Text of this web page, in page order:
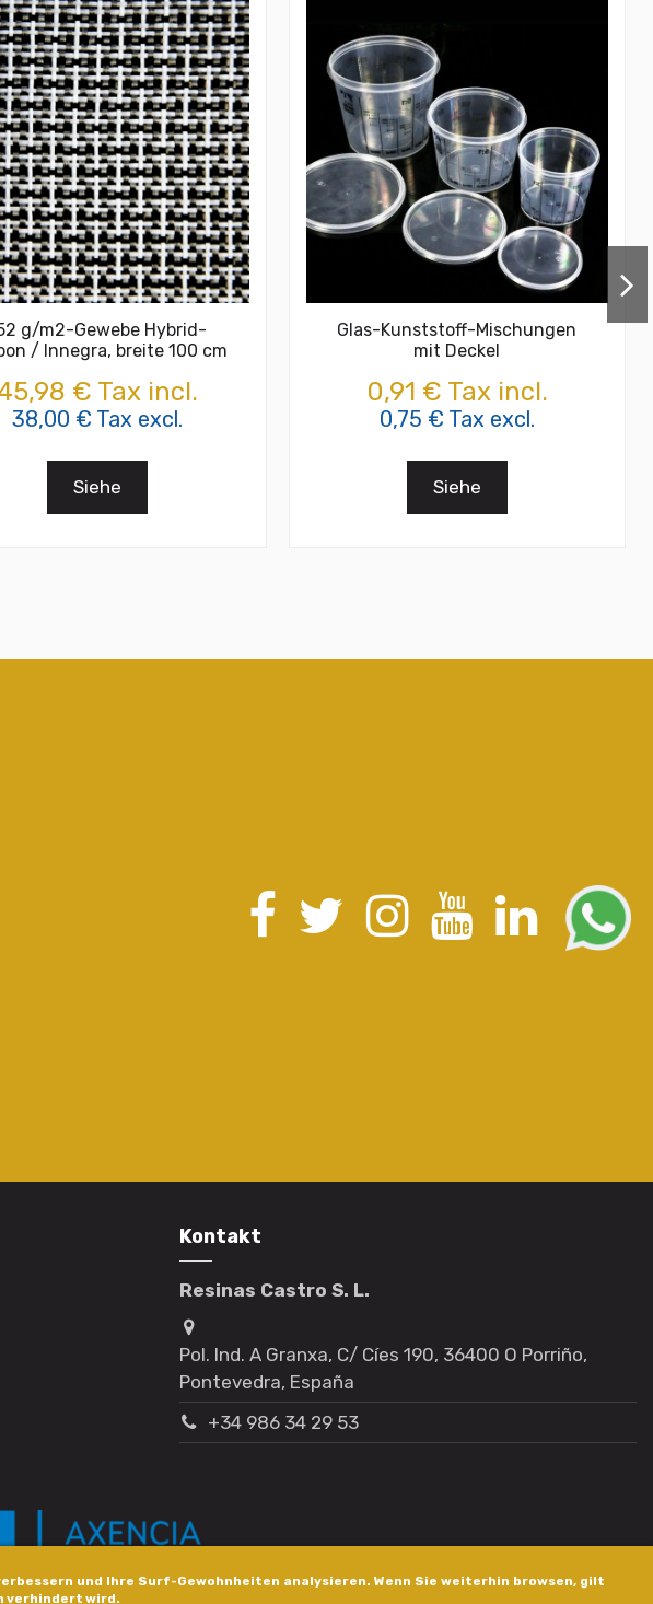
und Ihre Surf-Gewohnheiten analysieren. Wenn Sie weiterhin browsen, gilt
verhindert wird.
g/m2-Gewebe Hybrid-
/ Innegra, breite 100 cm
€ Tax incl.
38,00 € Tax excl.
Siehe
Glas-Kunststoff-Mischungen
mit Deckel
0,91 € Tax incl.
0,75 € Tax excl.
Siehe
Kontakt
Resinas Castro S. L.
Pol. Ind. A Granxa, C/ Cíes 190, 36400 O Porriño,
Pontevedra, España
+34 986 34 29 53